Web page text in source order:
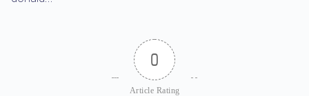
0
Article Rating